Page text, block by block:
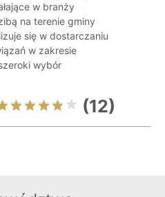
w branży
na terenie gminy
się w dostarczaniu
w zakresie
wybór
(12)